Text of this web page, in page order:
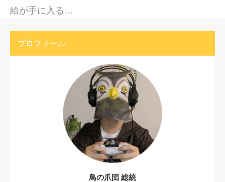
給が手に入る…
プロフィール
鳥の爪団 総統